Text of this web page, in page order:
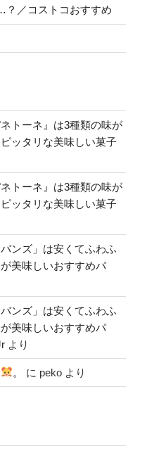
？／コストコおすすめ
トーネ』は3種類の味が
ッタリな美味しい菓子
トーネ』は3種類の味が
ッタリな美味しい菓子
ンズ」は安くてふわふ
美味しいおすすめパ
ンズ」は安くてふわふ
美味しいおすすめパ
より
。 に peko より